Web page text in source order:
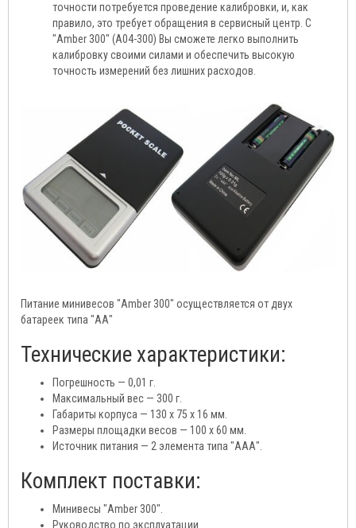
точности потребуется проведение калибровки, и, как
правило, это требует обращения в сервисный центр. С
"Аmber 300" (A04-300) Вы сможете легко выполнить
калибровку своими силами и обеспечить высокую
точность измерений без лишних расходов.
Питание минивесов "Аmber 300" осуществляется от двух
батареек типа "АА"
Технические характеристики:
Погрешность — 0,01 г.
Максимальный вес — 300 г.
Габариты корпуса — 130 х 75 х 16 мм.
Размеры площадки весов — 100 х 60 мм.
Источник питания — 2 элемента типа "ААА".
Комплект поставки:
Минивесы "Аmber 300".
Руководство по эксплуатации.